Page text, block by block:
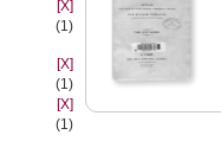
[X]
(1)
[X]
(1)
[X]
(1)